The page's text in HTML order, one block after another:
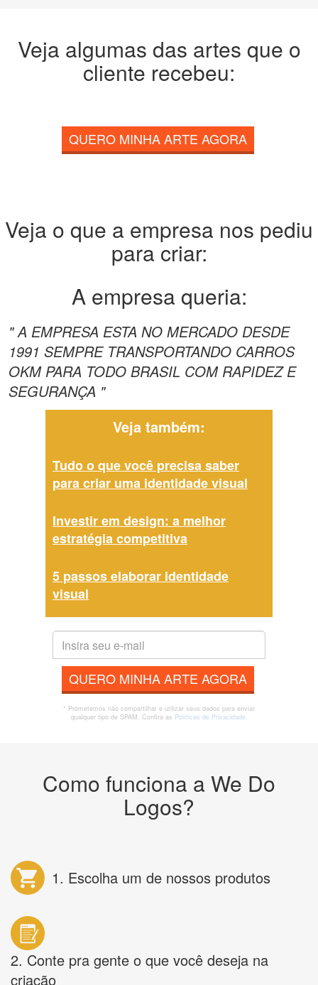
Veja algumas das artes que o
cliente recebeu:
QUERO MINHA ARTE AGORA
Veja o que a empresa nos pediu
para criar:
A empresa queria:
" A EMPRESA ESTA NO MERCADO DESDE
1991 SEMPRE TRANSPORTANDO CARROS
OKM PARA TODO BRASIL COM RAPIDEZ E
SEGURANÇA "
Veja também:
Tudo o que você precisa saber
para criar uma identidade visual
Investir em design: a melhor
estratégia competitiva
5 passos elaborar identidade
visual
QUERO MINHA ARTE AGORA
* Prometemos não compartilhar e utilizar seus dados para enviar
qualquer tipo de SPAM. Confira as Políticas de Privacidade.
Como funciona a We Do
Logos?
1. Escolha um de nossos produtos
2. Conte pra gente o que você deseja na
criação